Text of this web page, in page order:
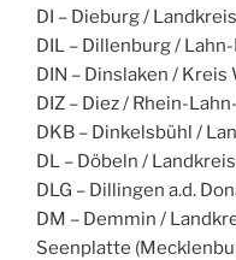
DI – Dieburg /
DIL – Dillenburg /
DIN – Dinslaken /
DIZ – Diez / Rhein-
DKB – Dinkelsbühl /
DL – Döbeln /
DLG – Dillingen a.d.
DM – Demmin /
Seenplatte